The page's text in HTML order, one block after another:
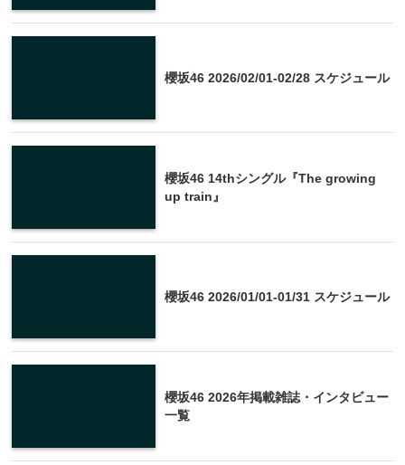
櫻坂46 2026/02/01-02/28 スケジュール
櫻坂46 14thシングル『The growing
up train』
櫻坂46 2026/01/01-01/31 スケジュール
櫻坂46 2026年掲載雑誌・インタビュー
一覧